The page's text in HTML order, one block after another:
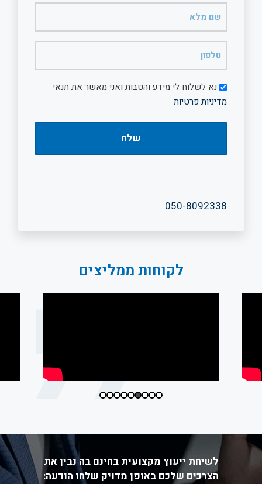
מלא
דיוורנא לשלוח לי מידע והטבות ואני מאשר את תנאי
מדיניות פרטיות
050-8092338
לקוחות ממליצים
לשיחת ייעוץ מקצועית בחינם בה נבין את
הצרכים שלכם באופן מדויק שלחו הודעה: